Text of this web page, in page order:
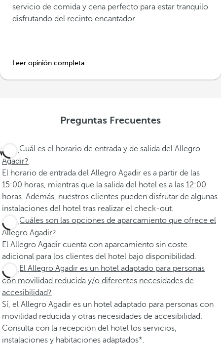
servicio de comida y cena perfecto para estar tranquilo
disfrutando del recinto encantador.
Leer opinión completa
Preguntas Frecuentes
¿Cuál es el horario de entrada y de salida del Allegro
Agadir?
El horario de entrada del Allegro Agadir es a partir de las
15:00 horas, mientras que la salida del hotel es a las 12:00
horas. Además, nuestros clientes pueden disfrutar de algunas
instalaciones del hotel tras realizar el check-out.
¿Cuáles son las opciones de aparcamiento que ofrece el
Allegro Agadir?
El Allegro Agadir cuenta con aparcamiento sin coste
adicional para los clientes del hotel bajo disponibilidad.
¿El Allegro Agadir es un hotel adaptado para personas
con movilidad reducida y/o diferentes necesidades de
accesibilidad?
Sí, el Allegro Agadir es un hotel adaptado para personas con
movilidad reducida y otras necesidades de accesibilidad.
Consulta con la recepción del hotel los servicios,
instalaciones y habitaciones adaptados*.